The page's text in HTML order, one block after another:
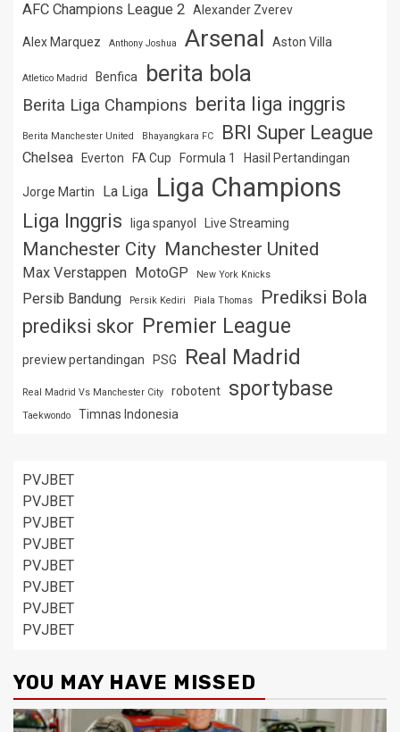
AFC Champions League 2 Alexander Zverev
Alex Marquez Anthony Joshua Arsenal Aston Villa
Atletico Madrid Benfica berita bola
Berita Liga Champions berita liga inggris
Berita Manchester United Bhayangkara FC BRI Super League
Chelsea Everton FA Cup Formula 1 Hasil Pertandingan
Jorge Martin La Liga Liga Champions
Liga Inggris liga spanyol Live Streaming
Manchester City Manchester United
Max Verstappen MotoGP New York Knicks
Persib Bandung Persik Kediri Piala Thomas Prediksi Bola
prediksi skor Premier League
preview pertandingan PSG Real Madrid
Real Madrid Vs Manchester City robotent sportybase
Taekwondo Timnas Indonesia
PVJBET
PVJBET
PVJBET
PVJBET
PVJBET
PVJBET
PVJBET
PVJBET
YOU MAY HAVE MISSED